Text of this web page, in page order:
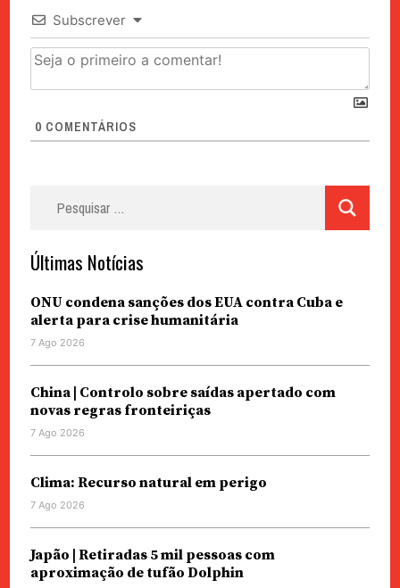
Subscrever
0 COMENTÁRIOS
Últimas Notícias
ONU condena sanções dos EUA contra Cuba e
alerta para crise humanitária
7 Ago 2026
China | Controlo sobre saídas apertado com
novas regras fronteiriças
7 Ago 2026
Clima: Recurso natural em perigo
7 Ago 2026
Japão | Retiradas 5 mil pessoas com
aproximação de tufão Dolphin